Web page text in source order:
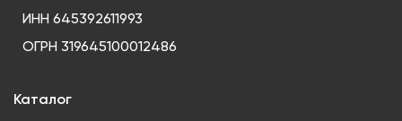
ИНН 645392611993
ОГРН 319645100012486
Каталог